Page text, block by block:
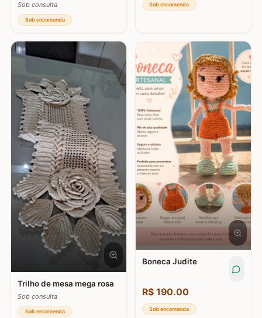
Sob consulta
Sob encomenda
Sob encomenda
Trilho de mesa mega rosa
Sob consulta
Sob encomenda
Boneca Judite
R$ 190.00
Sob encomenda